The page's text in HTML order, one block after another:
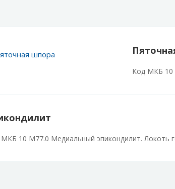
Код МКБ 10
10 M77.0 Медиальный эпикондилит. Локоть